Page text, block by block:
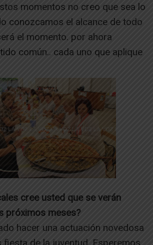
momentos no creo que sea lo
conozcamos el alcance de todo
el momento. por ahora
común.. cada uno que aplique
cree usted que se verán
próximos meses?
hacer una actuación novedosa
fiesta de la juventud. Esperemos